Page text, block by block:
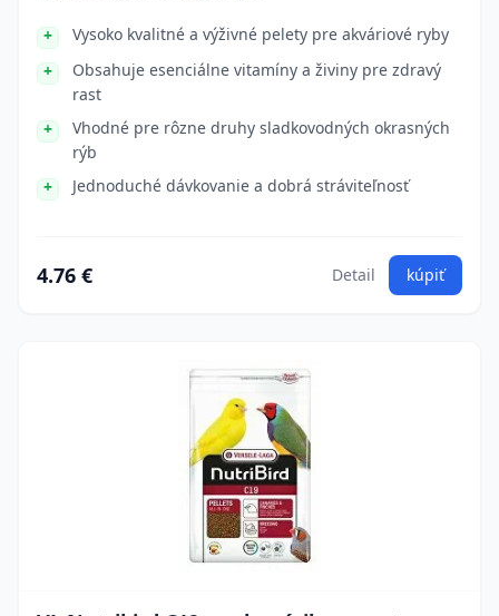
Vysoko kvalitné a výživné pelety pre akváriové ryby
Obsahuje esenciálne vitamíny a živiny pre zdravý
rast
Vhodné pre rôzne druhy sladkovodných okrasných
rýb
Jednoduché dávkovanie a dobrá stráviteľnosť
4.76 € Detail kúpiť